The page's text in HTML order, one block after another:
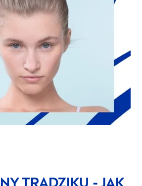
TRĄDZIKU - JAK